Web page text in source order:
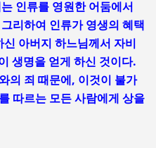
인류를 영원한 어둠에서
리하여 인류가 영생의 혜택
아버지 하느님께서 자비
생명을 얻게 하신 것이다.
의 죄 때문에, 이것이 불가
따르는 모든 사람에게 상을